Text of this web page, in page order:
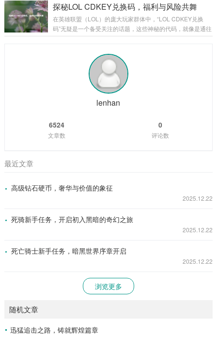
村蹒跚学步,逐渐熟悉这个陌生而又充满魅力的...
体现。 二觉武器往往伴随着角色的二次觉醒而出现，当玩家历
经千辛万苦，将角色培养到一定阶段，解锁二次觉醒的那一
刻，二觉武器就如同神秘宝藏一般，在游戏的迷雾中逐渐露出
它的锋芒，它的出现，标志着角色进入了一个全新的境界,拥有
疑是游戏美术设计的精华所在，每一把二觉...
探秘LOL CDKEY兑换码，福利与风险共舞
在英雄联盟（LOL）的庞大玩家群体中，“LOL CDKEY兑换
码”无疑是一个备受关注的话题，这些神秘的代码，就像是通往
游戏宝藏世界的钥匙，吸引着无数玩家去追寻和探索。 CDKE
联盟官方指定的兑换页面输入这些代码，从而获得各种游戏内
的奖励，这些奖励可谓丰富多彩，从稀有的英雄皮肤、珍贵的
英雄角色，到各种游戏道具和加成，应有尽有，对于玩家而
言，一个有效的CDKEY兑换码就像是一份意外之喜，能让他们
在游戏中获得更多的乐趣和优势...
lenhan
6524
文章数
0
评论数
最近文章
高级钻石硬币，奢华与价值的象征
2025.12.22
死骑新手任务，开启初入黑暗的奇幻之旅
2025.12.22
死亡骑士新手任务，暗黑世界序章开启
2025.12.22
浏览更多
随机文章
迅猛追击之路，铸就辉煌篇章